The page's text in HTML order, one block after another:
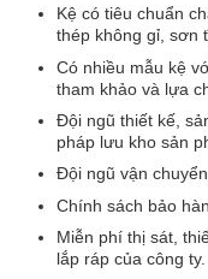
Kệ có tiêu chuẩn
thép không gỉ, sơn
Có nhiều mẫu kệ
tham khảo và lựa
Đội ngũ thiết kế,
pháp lưu kho sản
Đội ngũ vận
Chính sách bảo
Miễn phí thị sát,
lắp ráp của công ty.